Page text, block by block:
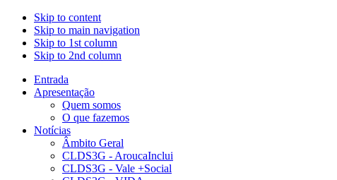
Skip to content
Skip to main navigation
Skip to 1st column
Skip to 2nd column
Entrada
Apresentação
Quem somos
O que fazemos
Notícias
Âmbito Geral
CLDS3G - AroucaInclui
CLDS3G - Vale +Social